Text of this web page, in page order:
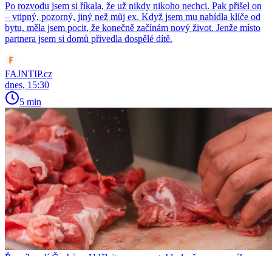
Po rozvodu jsem si říkala, že už nikdy nikoho nechci. Pak přišel on
– vtipný, pozorný, jiný než můj ex. Když jsem mu nabídla klíče od
bytu, měla jsem pocit, že konečně začínám nový život. Jenže místo
partnera jsem si domů přivedla dospělé dítě.
FAJNTIP.cz
dnes, 15:30
5 min